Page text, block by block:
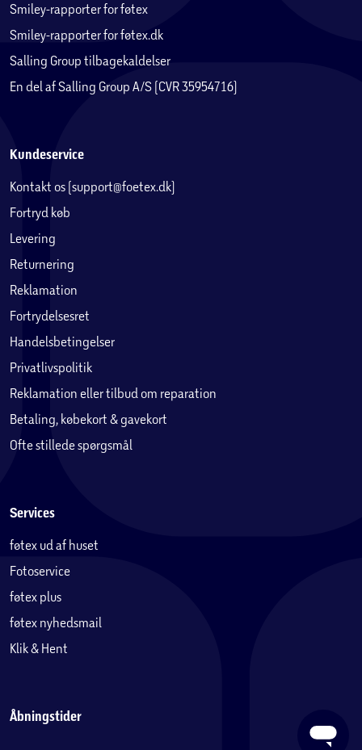
Smiley-rapporter for føtex
Smiley-rapporter for føtex.dk
Salling Group tilbagekaldelser
En del af Salling Group A/S (CVR 35954716)
Kundeservice
Kontakt os (support@foetex.dk)
Fortryd køb
Levering
Returnering
Reklamation
Fortrydelsesret
Handelsbetingelser
Privatlivspolitik
Reklamation eller tilbud om reparation
Betaling, købekort & gavekort
Ofte stillede spørgsmål
Services
føtex ud af huset
Fotoservice
føtex plus
føtex nyhedsmail
Klik & Hent
Åbningstider